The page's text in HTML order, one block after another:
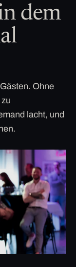
dem
Ohne
lacht, und